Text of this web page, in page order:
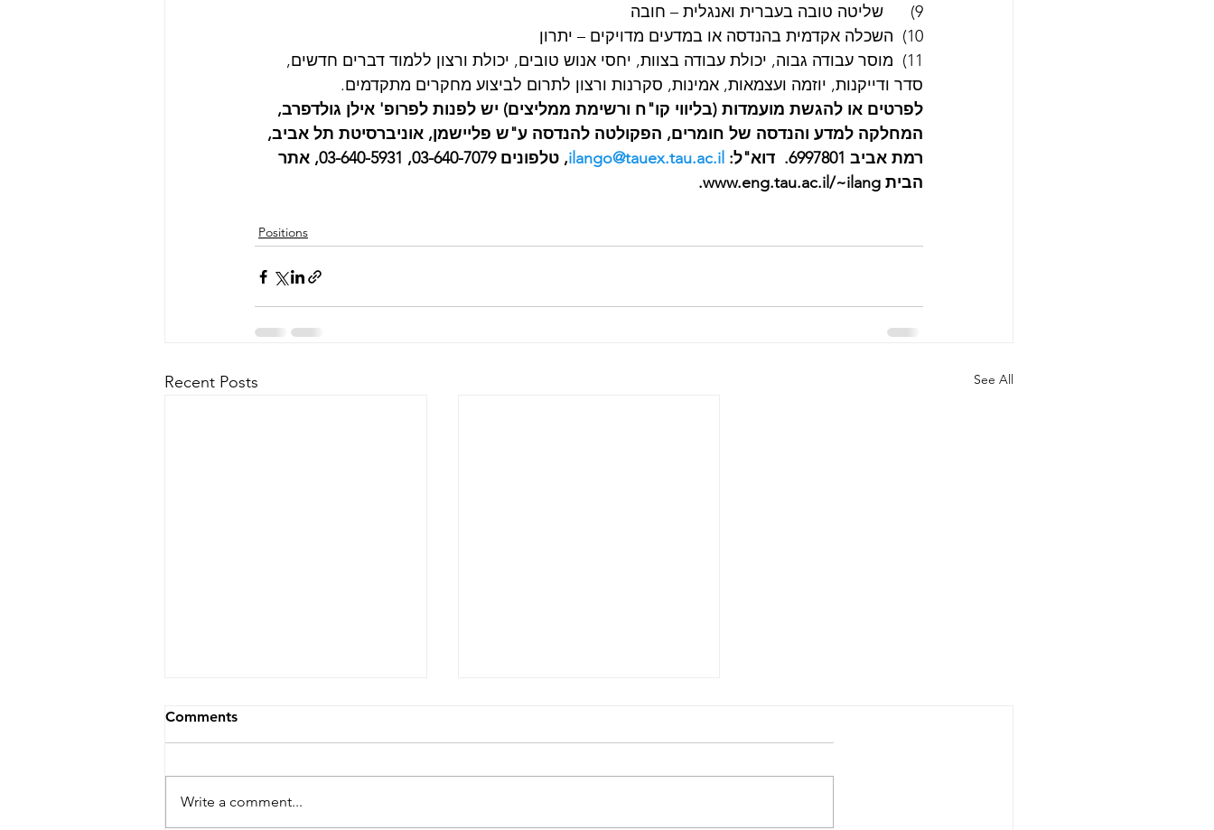
9)      שליטה טובה בעברית ואנגלית – חובה
10)  השכלה אקדמית בהנדסה או במדעים מדויקים – יתרון
11)  מוסר עבודה גבוה, יכולת עבודה בצוות, יחסי אנוש טובים, יכולת ורצון ללמוד דברים חדשים,
סדר ודייקנות, יוזמה ועצמאות, אמינות, סקרנות ורצון לתרום לביצוע מחקרים מתקדמים.
לפרטים או להגשת מועמדות (בליווי קו"ח ורשימת ממליצים) יש לפנות לפרופ' אילן גולדפרב,
המחלקה למדע והנדסה של חומרים, הפקולטה להנדסה ע"ש פליישמן, אוניברסיטת תל אביב,
רמת אביב 6997801.  דוא"ל:
ilango@tauex.tau.ac.il
, טלפונים 03-640-7079, 03-640-5931, אתר
הבית www.eng.tau.ac.il/~ilang.
Positions
Recent Posts See All
Comments
Write a comment...